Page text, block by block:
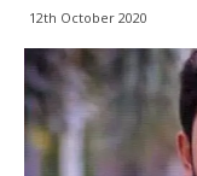
12th October 2020